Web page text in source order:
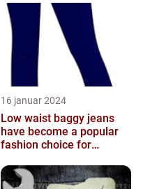
16 januar 2024
Low waist baggy jeans
have become a popular
fashion choice for
comfort without...